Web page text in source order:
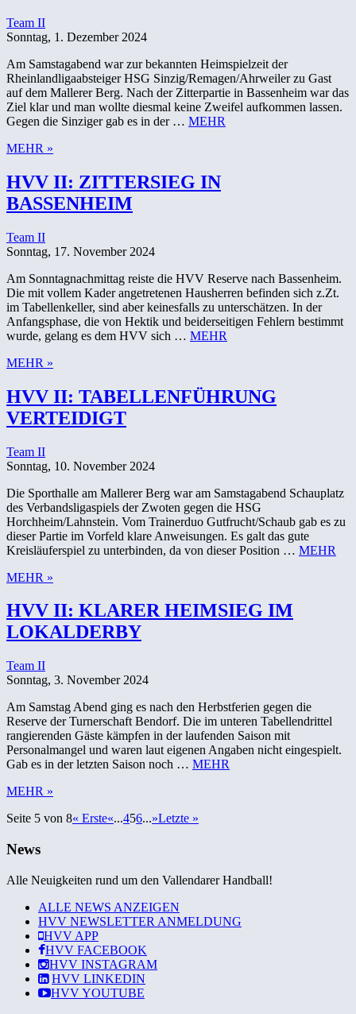
Team II
Sonntag, 1. Dezember 2024
Am Samstagabend war zur bekannten Heimspielzeit der
Rheinlandligaabsteiger HSG Sinzig/Remagen/Ahrweiler zu Gast
auf dem Mallerer Berg. Nach der Zitterpartie in Bassenheim war das
Ziel klar und man wollte diesmal keine Zweifel aufkommen lassen.
Gegen die Sinziger gab es in der … MEHR
MEHR »
HVV II: ZITTERSIEG IN
BASSENHEIM
Team II
Sonntag, 17. November 2024
Am Sonntagnachmittag reiste die HVV Reserve nach Bassenheim.
Die mit vollem Kader angetretenen Hausherren befinden sich z.Zt.
im Tabellenkeller, sind aber keinesfalls zu unterschätzen. In der
Anfangsphase, die von Hektik und beiderseitigen Fehlern bestimmt
wurde, gelang es dem HVV sich … MEHR
MEHR »
HVV II: TABELLENFÜHRUNG
VERTEIDIGT
Team II
Sonntag, 10. November 2024
Die Sporthalle am Mallerer Berg war am Samstagabend Schauplatz
des Verbandsligaspiels der Zwoten gegen die HSG
Horchheim/Lahnstein. Vom Trainerduo Gutfrucht/Schaub gab es zu
dieser Partie im Vorfeld klare Anweisungen. Es galt das gute
Kreisläuferspiel zu unterbinden, da von dieser Position … MEHR
MEHR »
HVV II: KLARER HEIMSIEG IM
LOKALDERBY
Team II
Sonntag, 3. November 2024
Am Samstag Abend ging es nach den Herbstferien gegen die
Reserve der Turnerschaft Bendorf. Die im unteren Tabellendrittel
rangierenden Gäste kämpfen in der laufenden Saison mit
Personalmangel und waren laut eigenen Angaben nicht eingespielt.
Gab es in der letzten Saison noch … MEHR
MEHR »
Seite 5 von 8« Erste«...456...»Letzte »
News
Alle Neuigkeiten rund um den Vallendarer Handball!
ALLE NEWS ANZEIGEN
HVV NEWSLETTER ANMELDUNG
HVV APP
HVV FACEBOOK
HVV INSTAGRAM
HVV LINKEDIN
HVVYOUTUBE